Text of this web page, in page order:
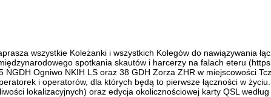
wszystkie Koleżanki i wszystkich Kolegów do nawiązywania
spotkania skautów i harcerzy na falach eteru
Ogniwo NKIH LS oraz 38 GDH Zorza ZHR w miejscowości
i operatorów, dla których będą to pierwsze łączności w życiu.
lokalizacyjnych) oraz edycja okolicznościowej karty QSL